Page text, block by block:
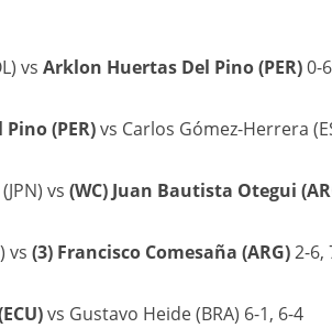
vs Arklon Huertas Del Pino (PER)0-
(PER)vs Carlos Gómez-Herrera
vs (WC) Juan Bautista Otegui
vs (3) Francisco Comesaña (ARG)2-6,
vs Gustavo Heide (BRA) 6-1, 6-4